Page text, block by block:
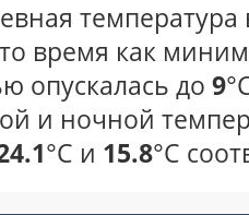
температура
время как
опускалась до 9
и ночной
°С и 15.8°С